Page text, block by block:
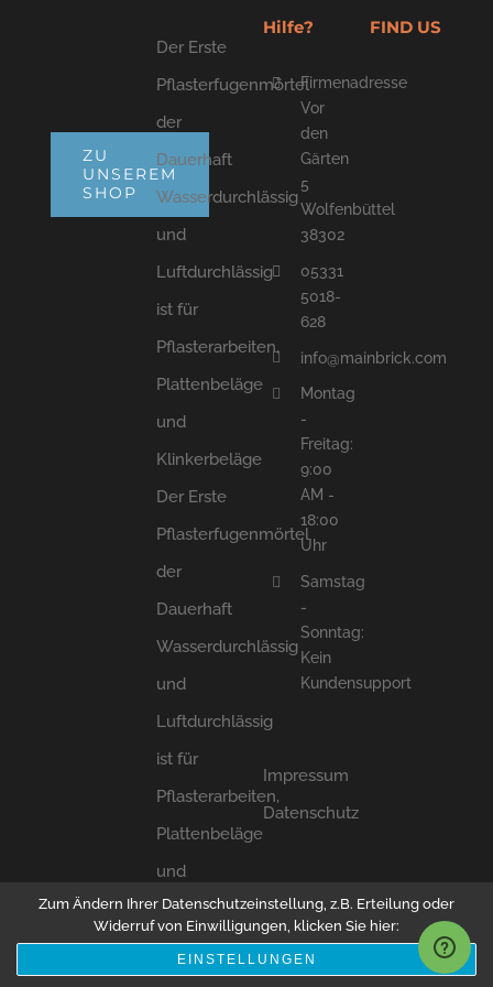
ZU
UNSEREM
SHOP
Der Erste
Pflasterfugenmörtel
der
Dauerhaft
Wasserdurchlässig
und
Luftdurchlässig
ist für
Pflasterarbeiten,
Plattenbeläge
und
Klinkerbeläge
Der Erste
Pflasterfugenmörtel
der
Dauerhaft
Wasserdurchlässig
und
Luftdurchlässig
ist für
Pflasterarbeiten,
Plattenbeläge
und
Klinkerbeläge.
Wir
Hilfe?
Firmenadresse
Vor
den
Gärten
5
Wolfenbüttel
38302
05331
5018-
628
info@mainbrick.com
Montag
-
Freitag:
9:00
AM -
18:00
Uhr
Samstag
-
Sonntag:
Kein
Kundensupport
Impressum
Datenschutz
FIND US
Zum Ändern Ihrer Datenschutzeinstellung, z.B. Erteilung oder
Widerruf von Einwilligungen, klicken Sie hier:
EINSTELLUNGEN